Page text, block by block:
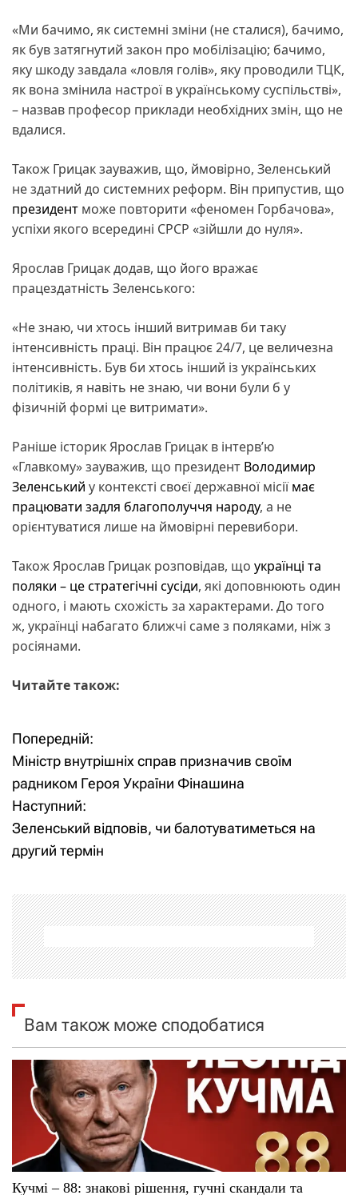
«Ми бачимо, як системні зміни (не сталися), бачимо,
як був затягнутий закон про мобілізацію; бачимо,
яку шкоду завдала «ловля голів», яку проводили ТЦК,
як вона змінила настрої в українському суспільстві»,
– назвав професор приклади необхідних змін, що не
вдалися.
Також Грицак зауважив, що, ймовірно, Зеленський
не здатний до системних реформ. Він припустив, що
президент може повторити «феномен Горбачова»,
успіхи якого всередині СРСР «зійшли до нуля».
Ярослав Грицак додав, що його вражає
працездатність Зеленського:
«Не знаю, чи хтось інший витримав би таку
інтенсивність праці. Він працює 24/7, це величезна
інтенсивність. Був би хтось інший із українських
політиків, я навіть не знаю, чи вони були б у
фізичній формі це витримати».
Раніше історик Ярослав Грицак в інтерв’ю
«Главкому» зауважив, що президент Володимир
Зеленський у контексті своєї державної місіїмає
працювати задля благополуччя народу, а не
орієнтуватися лише на ймовірні перевибори.
Також Ярослав Грицак розповідав, що українці та
поляки – це стратегічні сусіди, які доповнюють один
одного, і мають схожість за характерами. До того
ж, українці набагато ближчі саме з поляками, ніж з
росіянами.
Читайте також:
Н
а
в
і
а
ц
і
я
з
и
Попередній:
Міністр внутрішніх справ призначив своїм
радником Героя України Фінашина
Наступний:
Зеленський відповів, чи балотуватиметься на
другий термін
Вам також може сподобатися
Кучмі – 88: знакові рішення, гучні скандали та